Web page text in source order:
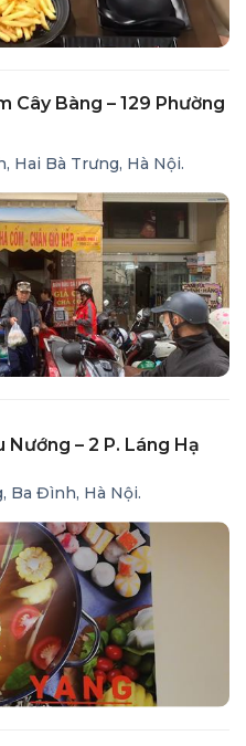
Cây Bàng – 129 Phường
Hai Bà Trưng, Hà Nội.
Nướng – 2 P. Láng Hạ
Ba Đình, Hà Nội.